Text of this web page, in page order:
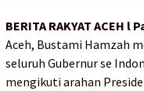
BERITA RAKYAT ACEH l
Aceh, Bustami Hamzah
seluruh Gubernur se
mengikuti arahan